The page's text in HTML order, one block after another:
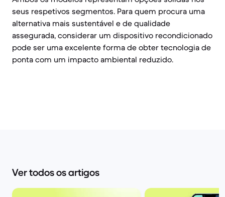
seus respetivos segmentos. Para quem procura uma
alternativa mais sustentável e de qualidade
assegurada, considerar um dispositivo recondicionado
pode ser uma excelente forma de obter tecnologia de
ponta com um impacto ambiental reduzido.
Ver todos os artigos